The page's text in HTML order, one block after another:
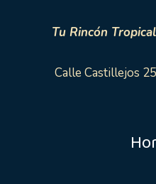
Tu Rincón
Calle Castillejos